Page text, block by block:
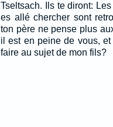
Tseltsach. Ils te diront:
es allé chercher sont
ton père ne pense plus
il est en peine de vous,
faire au sujet de mon fils?